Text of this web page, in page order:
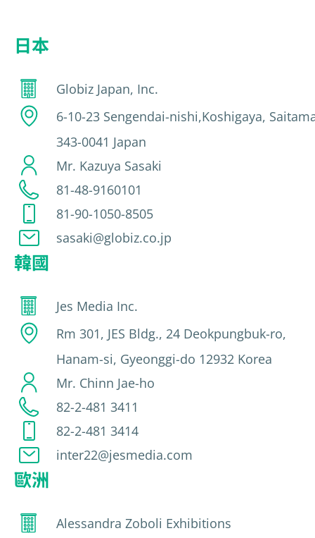
日本
Globiz Japan, Inc.
6-10-23 Sengendai-nishi,Koshigaya,
343-0041 Japan
Mr. Kazuya Sasaki
81-48-9160101
81-90-1050-8505
sasaki@globiz.co.jp
韓國
Jes Media Inc.
Rm 301, JES Bldg., 24 Deokpungbuk-ro,
Hanam-si, Gyeonggi-do 12932 Korea
Mr. Chinn Jae-ho
82-2-481 3411
82-2-481 3414
inter22@jesmedia.com
歐洲
Alessandra Zoboli Exhibitions